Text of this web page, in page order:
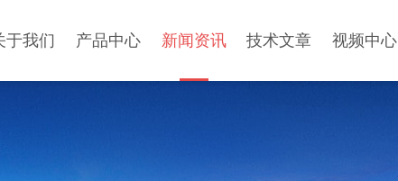
于我们 产品中心 新闻资讯 技术文章 视频中心